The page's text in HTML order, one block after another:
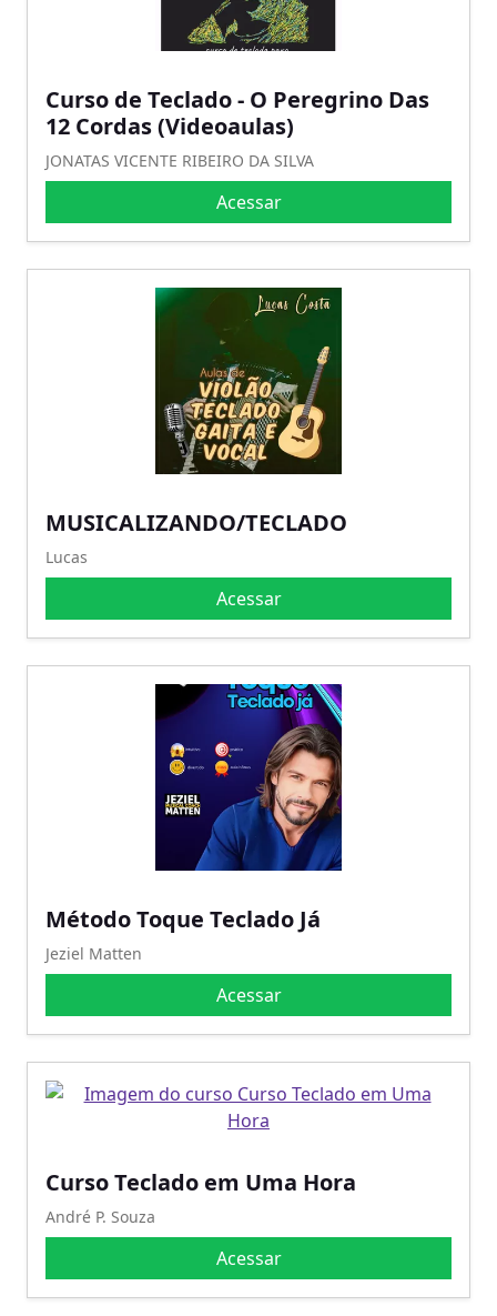
Curso de Teclado - O Peregrino Das
12 Cordas (Videoaulas)
JONATAS VICENTE RIBEIRO DA SILVA
Acessar
MUSICALIZANDO/TECLADO
Lucas
Acessar
Método Toque Teclado Já
Jeziel Matten
Acessar
Curso Teclado em Uma Hora
André P. Souza
Acessar